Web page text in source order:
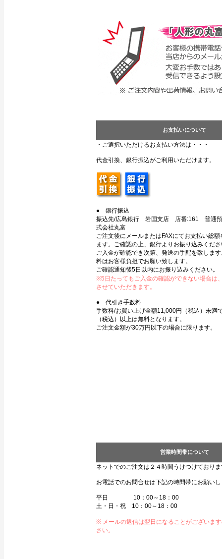
お支払いについて
・ご選択いただけるお支払い方法は・・・
代金引換、銀行振込がご利用いただけます。
● 銀行振込
振込先/広島銀行 岩国支店 店番:161 普通
式会社丸富
ご注文後にメールまたはFAXにてお支払い総
ます。ご確認の上、銀行よりお振り込みくだ
ご入金が確認でき次第、発送の手配を致しま
料はお客様負担でお願い致します。
ご確認通知後5日以内にお振り込みください。
※5日たってもご入金の確認ができない場合は
させていただきます。
● 代引き手数料
手数料/お買い上げ金額11,000円（税込）未満
（税込）以上は無料となります。
ご注文金額が30万円以下の場合に限ります。
営業時間帯について
ネットでのご注文は２４時間うけつけており
お電話でのお問合せは下記の時間帯にお願い
平日 10：00～18：00
土・日・祝 10：00～18：00
※ メールの返信は翌日になることがございま
さい。